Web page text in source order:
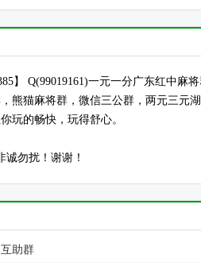
】 Q(99019161)一元一分广东红中麻
熊猫麻将群，微信三公群，两元三元
玩的畅快，玩得舒心。
勿扰！谢谢！
助群